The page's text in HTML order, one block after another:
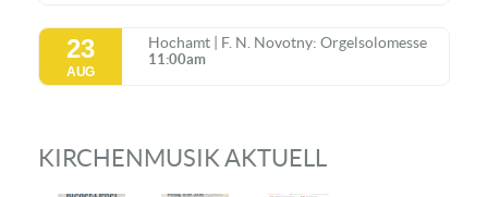
23
AUG
Hochamt | F. N. Novotny: Orgelsolomesse
11:00am
KIRCHENMUSIK AKTUELL